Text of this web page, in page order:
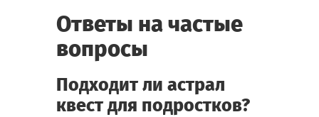
Ответы на частые
вопросы
Подходит ли астрал
квест для подростков?